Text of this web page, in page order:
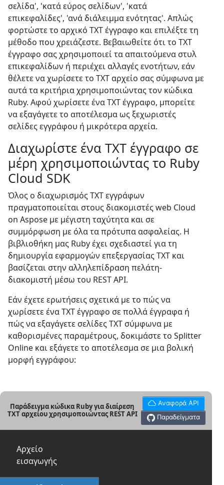
σελίδα', 'κατά εύρος σελίδων', 'κατά
επικεφαλίδες', 'ανά διάλειμμα ενότητας'. Απλώς
φορτώστε το αρχικό TXT έγγραφο και επιλέξτε τη
μέθοδο που χρειάζεστε. Βεβαιωθείτε ότι το TXT
έγγραφο σας χρησιμοποιεί τα απαιτούμενα στυλ
επικεφαλίδων ή περιέχει αλλαγές ενοτήτων, εάν
θέλετε να χωρίσετε το TXT αρχείο σας σύμφωνα με
αυτά τα κριτήρια χρησιμοποιώντας τον κώδικα
Ruby. Αφού χωρίσετε ένα TXT έγγραφο, μπορείτε
να εξαγάγετε το αποτέλεσμα ως ξεχωριστές
σελίδες εγγράφου ή μικρότερα αρχεία.
Διαχωρίστε ένα TXT έγγραφο σε
μέρη χρησιμοποιώντας το Ruby
Cloud SDK
Όλος ο διαχωρισμός TXT εγγράφων
πραγματοποιείται στους διακομιστές web Cloud
on Aspose με μέγιστη ταχύτητα και σε
συμμόρφωση με όλα τα πρότυπα ασφαλείας. Η
βιβλιοθήκη μας Ruby έχει σχεδιαστεί για τη
δημιουργία εφαρμογών επεξεργασίας TXT και
βασίζεται στην αλληλεπίδραση πελάτη-
διακομιστή μέσω του REST API.
Εάν έχετε ερωτήσεις σχετικά με το πώς να
χωρίσετε ένα TXT έγγραφο σε πολλά έγγραφα ή
πώς να εξαγάγετε σελίδες TXT σύμφωνα με
καθορισμένες παραμέτρους, δοκιμάστε το Splitter
Online και εξάγετε το αποτέλεσμα σε μια βολική
μορφή εγγράφου:
Παράδειγμα κώδικα Ruby για διαίρεση
TXT αρχείου χρησιμοποιώντας REST API
Αναφορά API
Παραδείγματα
Αρχείο
εισαγωγής